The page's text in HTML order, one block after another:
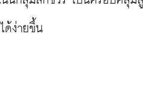
ได้ง่ายขึ้น